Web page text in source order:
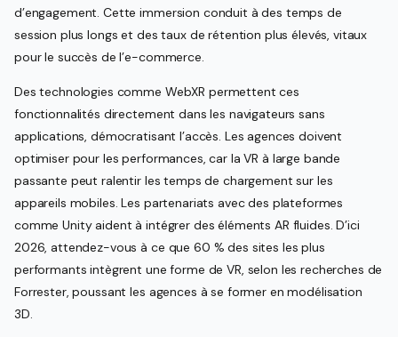
d’engagement. Cette immersion conduit à des temps de
session plus longs et des taux de rétention plus élevés, vitaux
pour le succès de l’e-commerce.
Des technologies comme WebXR permettent ces
fonctionnalités directement dans les navigateurs sans
applications, démocratisant l’accès. Les agences doivent
optimiser pour les performances, car la VR à large bande
passante peut ralentir les temps de chargement sur les
appareils mobiles. Les partenariats avec des plateformes
comme Unity aident à intégrer des éléments AR fluides. D’ici
2026, attendez-vous à ce que 60 % des sites les plus
performants intègrent une forme de VR, selon les recherches de
Forrester, poussant les agences à se former en modélisation
3D.